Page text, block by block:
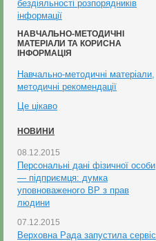
бездіяльності розпорядників
інформації
НАВЧАЛЬНО-МЕТОДИЧНІ
МАТЕРІАЛИ ТА КОРИСНА
ІНФОРМАЦІЯ
Навчально-методичні матеріали,
методичні рекомендації
Це цікаво
НОВИНИ
08.12.2015
Персональні дані фізичної особи
— підприємця: думка
уповноваженого ВР з прав
людини
07.12.2015
Верховна Рада запустила сервіс